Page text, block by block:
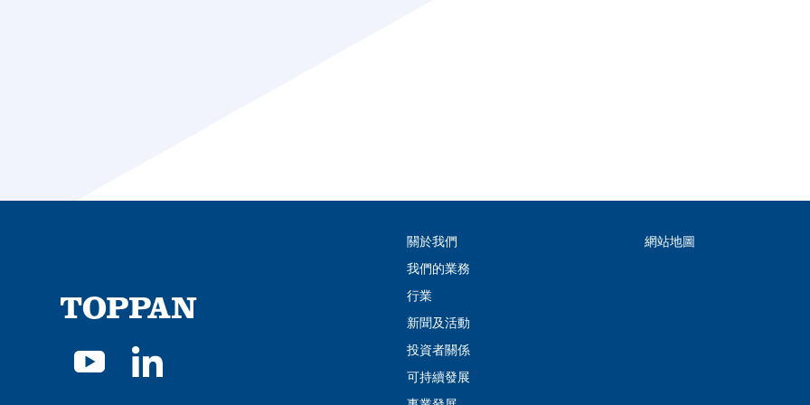
關於我們
我們的業務
行業
新聞及活動
投資者關係
可持續發展
網站地圖